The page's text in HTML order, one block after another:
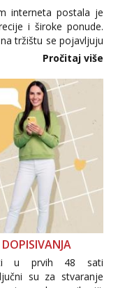
interneta postala je
i široke ponude.
tržištu se pojavljuju
internetske
Pročitaj više
u prvih 48 sati
su za stvaranje